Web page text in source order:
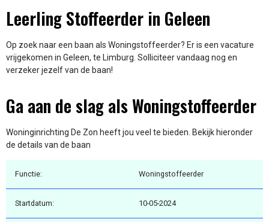
Leerling Stoffeerder in Geleen
Op zoek naar een baan als Woningstoffeerder? Er is een vacature
vrijgekomen in Geleen, te Limburg. Solliciteer vandaag nog en
verzeker jezelf van de baan!
Ga aan de slag als Woningstoffeerder
Woninginrichting De Zon heeft jou veel te bieden. Bekijk hieronder
de details van de baan
Functie: Woningstoffeerder
Startdatum: 10-05-2024